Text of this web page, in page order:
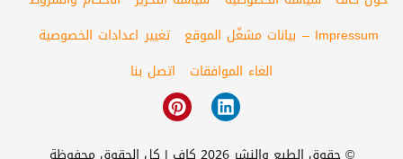
Impressum – بيانات مشغّل الموقع
تغيير اعدادات الخصوصية
الغاء الموافقات
اتصل بنا